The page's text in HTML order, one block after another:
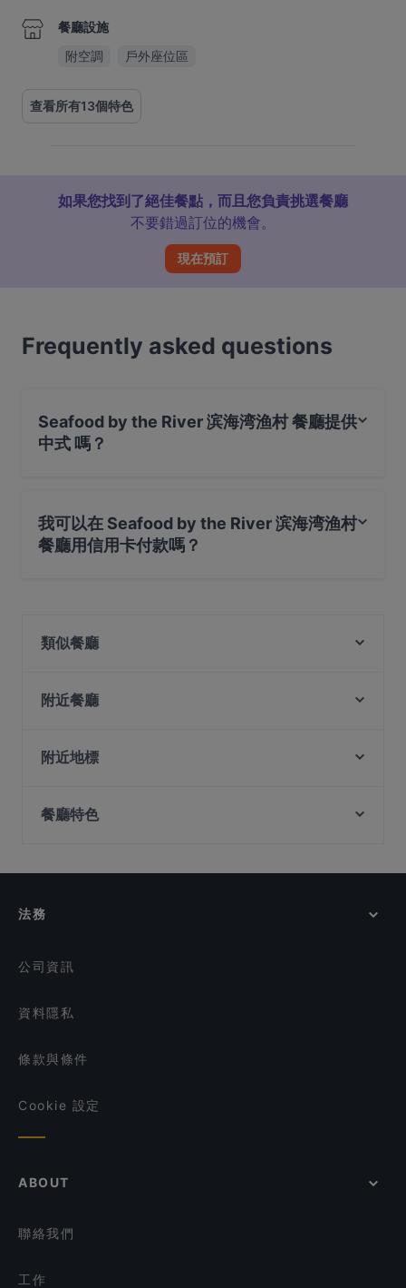
餐廳設施
附空調
戶外座位區
查看所有13個特色
如果您找到了絕佳餐點，而且您負責挑選餐廳
不要錯過訂位的機會。
現在預訂
Frequently asked questions
Seafood by the River 滨海湾渔村 餐廳提供
中式 嗎？
我可以在 Seafood by the River 滨海湾渔村
餐廳用信用卡付款嗎？
類似餐廳
Pattaya Seafood Thai Restaurant
Shahi Maharaja Authentic North Indian & Mexican
Restaurant & Bar
Forum Seafood Village Restaurant
附近餐廳
The Rainbow Bistro
Maharani Table
附近地標
餐廳特色
在 新加坡 的 浪漫的餐廳
法務
公司資訊
資料隱私
條款與條件
Cookie 設定
ABOUT
聯絡我們
工作